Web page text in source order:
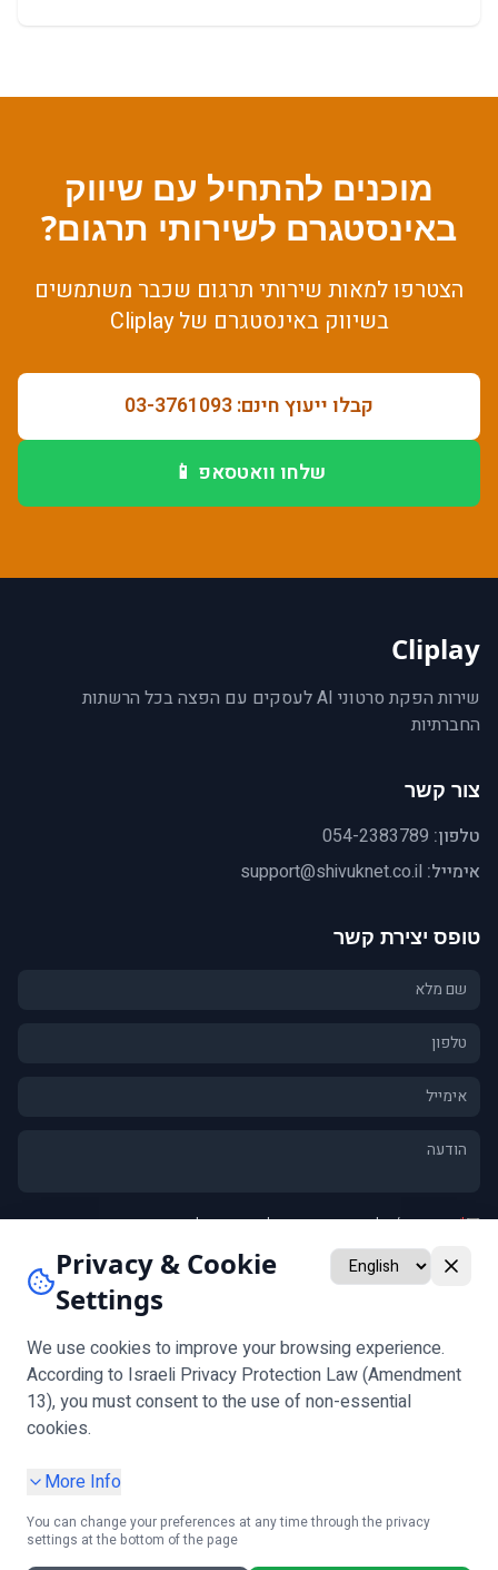
מוכנים להתחיל עם שיווק
באינסטגרם לשירותי תרגום?
הצטרפו למאות שירותי תרגום שכבר משתמשים
בשיווק באינסטגרם של Cliplay
קבלו ייעוץ חינם: 03-3761093
שלחו וואטסאפ 📱
Cliplay
שירות הפקת סרטוני AI לעסקים עם הפצה בכל הרשתות
החברתיות
צור קשר
טלפון: 054-2383789
אימייל: support@shivuknet.co.il
טופס יצירת קשר
*אני מסכים/ה למדיניות הפרטיותוליצירת קשר לגבי פנייתי
אני מאשר/ת קבלת חומרים שיווקיים ומבצעים (אופציונלי)
שים לב:אימות גיל נדרש לפני מילוי הטופס
עקבו אחרינו
Privacy & Cookie
Settings
We use cookies to improve your browsing experience.
According to Israeli Privacy Protection Law (Amendment
13), you must consent to the use of non-essential
cookies.
More Info
You can change your preferences at any time through the privacy
settings at the bottom of the page